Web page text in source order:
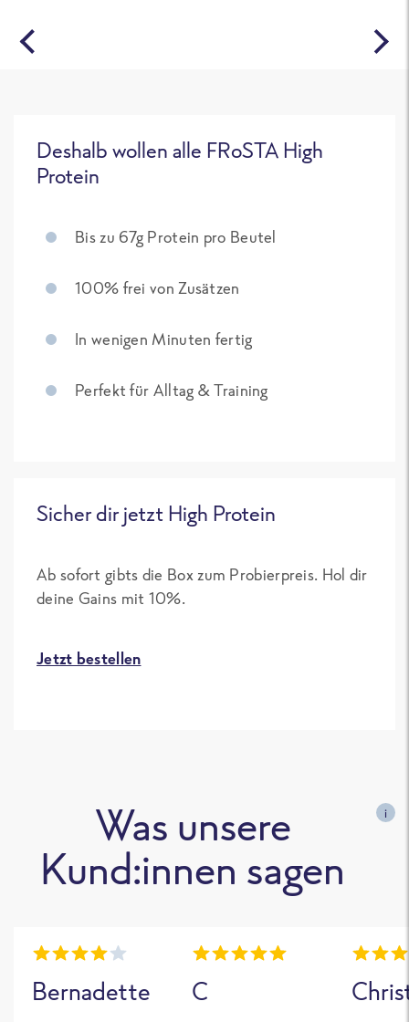
Deshalb wollen alle FRoSTA High
Protein
Bis zu 67g Protein pro Beutel
100% frei von Zusätzen
In wenigen Minuten fertig
Perfekt für Alltag & Training
Sicher dir jetzt High Protein
Ab sofort gibts die Box zum Probierpreis. Hol dir
deine Gains mit 10%.
Jetzt bestellen
Was unsere
Kund:innen sagen
i
Bernadette C